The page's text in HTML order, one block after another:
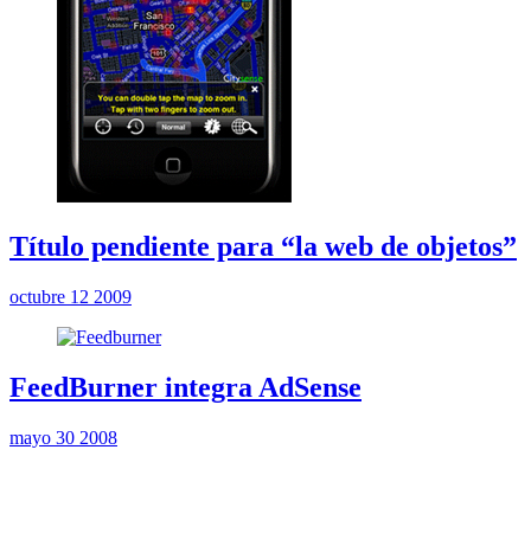
Título pendiente para “la web de objetos”
octubre 12 2009
FeedBurner integra AdSense
mayo 30 2008